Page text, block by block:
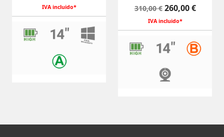
IVA incluido*
Preço
normal
310,00 € Preço
260,00 €
IVA incluido*